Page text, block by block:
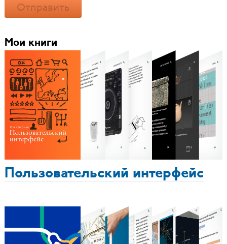
Отправить
Мои книги
Пользовательский интерфейс